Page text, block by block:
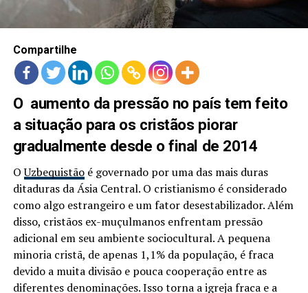
LANÇAMENTOS
Compartilhe
O aumento da pressão no país tem feito
a situação para os cristãos piorar
gradualmente desde o final de 2014
OUzbequistãoé governado por uma das mais duras
ditaduras da Ásia Central. O cristianismo é considerado
como algo estrangeiro e um fator desestabilizador. Além
disso, cristãos ex-muçulmanos enfrentam pressão
adicional em seu ambiente sociocultural. A pequena
minoria cristã, de apenas 1,1% da população, é fraca
devido a muita divisão e pouca cooperação entre as
diferentes denominações. Isso torna a igreja fraca e a